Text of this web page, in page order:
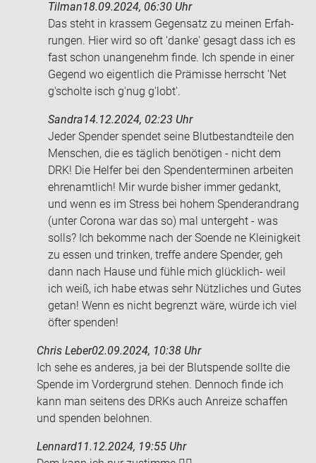
Tilman18.09.2024, 06:30 Uhr
Das steht in kras­sem Ge­gen­satz zu mei­nen Er­fah­
run­gen. Hier wird so oft 'danke' ge­sagt dass ich es
fast schon un­an­ge­nehm finde. Ich spen­de in einer
Ge­gend wo ei­gent­lich die Prä­mis­se herrscht 'Net
g'schol­te isch g'nug g'lobt'.
Sandra14.12.2024, 02:23 Uhr
Jeder Spen­der spen­det seine Blut­be­stand­tei­le den
Men­schen, die es täg­lich be­nö­ti­gen - nicht dem
DRK! Die Hel­fer bei den Spen­den­ter­mi­nen ar­bei­ten
eh­ren­amt­lich! Mir wurde bis­her immer ge­dankt,
und wenn es im Stress bei hohem Spen­der­an­drang
(unter Co­ro­na war das so) mal un­ter­geht - was
solls? Ich be­kom­me nach der So­en­de ne Klei­nig­keit
zu essen und trin­ken, tref­fe an­de­re Spen­der, geh
dann nach Hause und fühle mich glücklich-​ weil
ich weiß, ich habe etwas sehr Nütz­li­ches und Gutes
getan! Wenn es nicht be­grenzt wäre, würde ich viel
öfter spen­den!
Chris Leber02.09.2024, 10:38 Uhr
Ich sehe es an­de­res, ja bei der Blut­spen­de soll­te die
Spen­de im Vor­der­grund ste­hen. Den­noch finde ich
kann man sei­tens des DRKs auch An­rei­ze schaf­fen
und spen­den be­loh­nen.
Lennard11.12.2024, 19:55 Uhr